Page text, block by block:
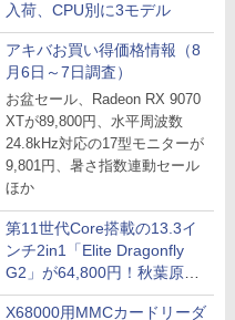
入荷、CPU別に3モデル
アキバお買い得価格情報（8
月6日～7日調査）
お盆セール、Radeon RX 9070
XTが89,800円、水平周波数
24.8kHz対応の17型モニターが
9,801円、暑さ指数連動セール
ほか
第11世代Core搭載の13.3イ
ンチ2in1「Elite Dragonfly
G2」が64,800円！秋葉原で
中古PCセール
X68000用MMCカードリーダ